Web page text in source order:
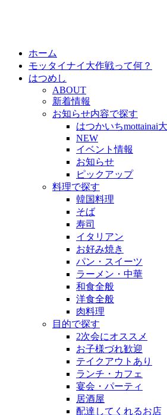
ホーム
モッタイナイ大作戦って何？
はつめし
ABOUT
新着情報
お知らせ内容で探す
はつかいちmottainai
NEW
イベント情報
お知らせ
ピックアップ
料理で探す
韓国料理
そば
寿司
イタリアン
お好み焼き
パン・スイーツ
ラーメン・中華
和食全般
洋食全般
肉料理
目的で探す
2次会にオススメ
お子様づれ歓迎
テイクアウトあり
ランチ・カフェ
宴会・パーティ
居酒屋
配達してくれるお店